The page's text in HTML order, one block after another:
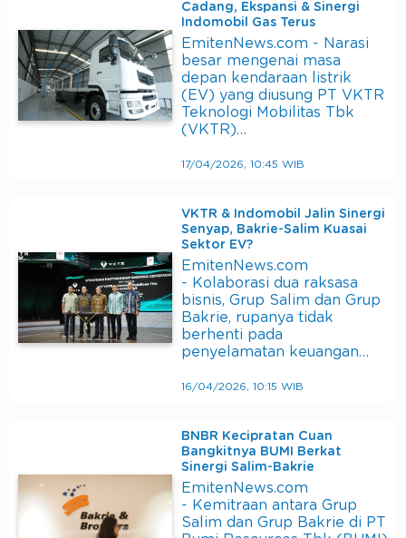
Cadang, Ekspansi & Sinergi
Indomobil Gas Terus
EmitenNews.com - Narasi
besar mengenai masa
depan kendaraan listrik
(EV) yang diusung PT VKTR
Teknologi Mobilitas Tbk
(VKTR)…
17/04/2026, 10:45 WIB
VKTR & Indomobil Jalin Sinergi
Senyap, Bakrie-Salim Kuasai
Sektor EV?
EmitenNews.com
- Kolaborasi dua raksasa
bisnis, Grup Salim dan Grup
Bakrie, rupanya tidak
berhenti pada
penyelamatan keuangan…
16/04/2026, 10:15 WIB
BNBR Kecipratan Cuan
Bangkitnya BUMI Berkat
Sinergi Salim-Bakrie
EmitenNews.com
- Kemitraan antara Grup
Salim dan Grup Bakrie di PT